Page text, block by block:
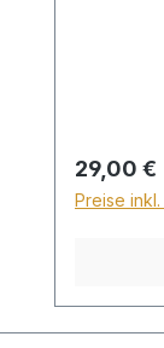
29,00 €
Preise